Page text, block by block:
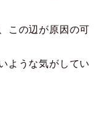
この辺が原因の可
ような気がしてい